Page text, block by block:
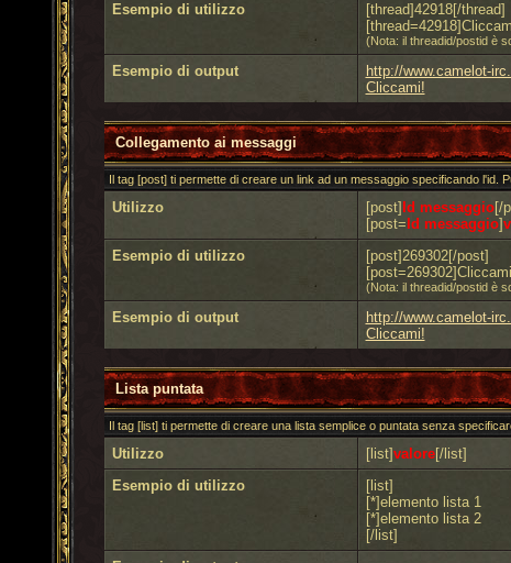
Esempio di utilizzo
[thread]42918[/thread]
(Nota: il threadid/postid è
Esempio di output
http://www.camelot-
Cliccami!
Collegamento ai messaggi
Il tag [post] ti permette di creare un link ad un messaggio specificando l'id.
Utilizzo [post] Id messaggio[/
[post= Id messaggio]
Esempio di utilizzo
[post]269302[/post]
(Nota: il threadid/postid è
Esempio di output
http://www.camelot-
Cliccami!
Lista puntata
Il tag [list] ti permette di creare una lista semplice o puntata senza
Utilizzo [list]valore[/list]
Esempio di utilizzo
[list]
[*]elemento lista 1
[*]elemento lista 2
[/list]